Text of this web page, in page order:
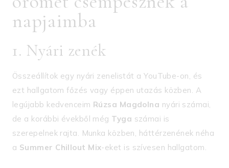
napjaimba
1. Nyári zenék
Összeállítok egy nyári zenelistát a YouTube-on, és
ezt hallgatom főzés vagy éppen utazás közben. A
legújabb kedvenceim Rúzsa Magdolna nyári számai,
de a korábbi évekből még Tyga számai is
szerepelnek rajta. Munka közben, háttérzenének néha
a Summer Chillout Mix-eket is szívesen hallgatom.